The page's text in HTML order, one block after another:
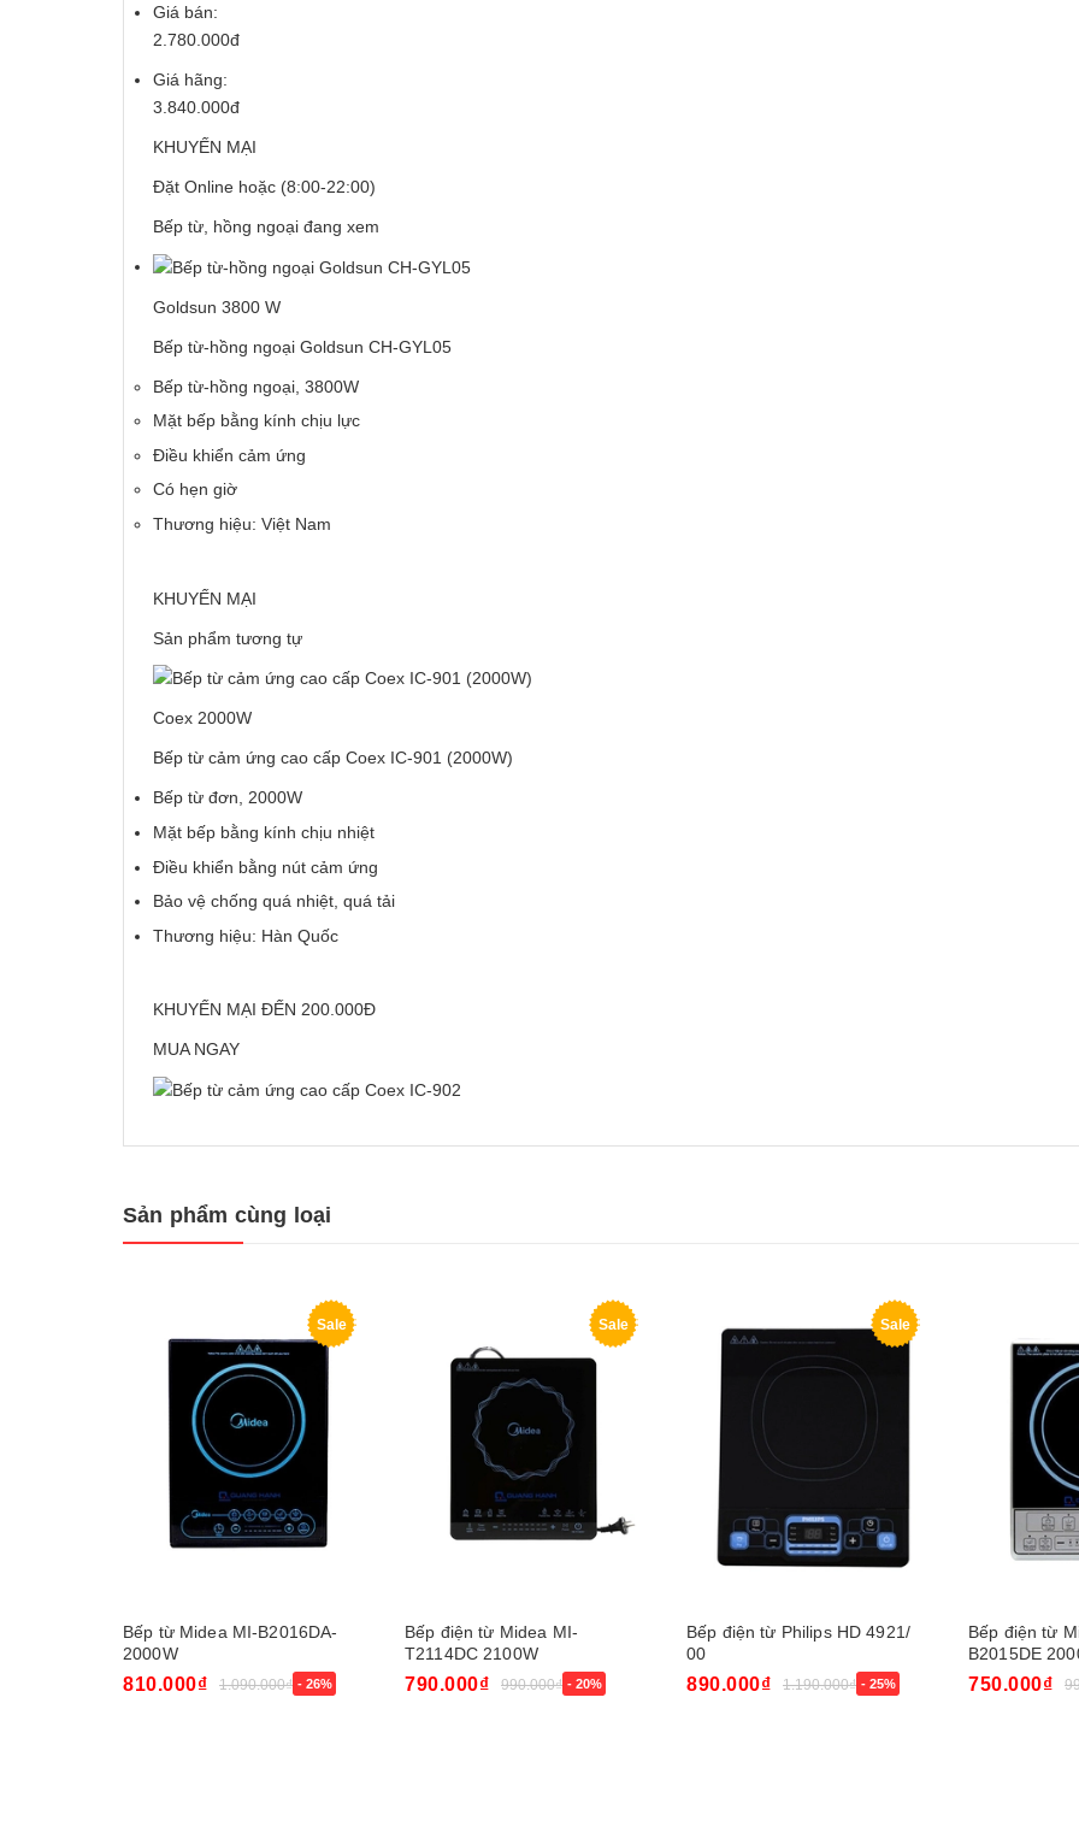
Giá bán:
2.780.000đ
Giá hãng:
3.840.000đ
KHUYẾN MẠI
Đặt Online hoặc (8:00-22:00)
Bếp từ, hồng ngoại đang xem
Goldsun 3800 W
Bếp từ-hồng ngoại Goldsun CH-GYL05
Bếp từ-hồng ngoại, 3800W
Mặt bếp bằng kính chịu lực
Điều khiển cảm ứng
Có hẹn giờ
Thương hiệu: Việt Nam
KHUYẾN MẠI
Sản phẩm tương tự
Coex 2000W
Bếp từ cảm ứng cao cấp Coex IC-901 (2000W)
Bếp từ đơn, 2000W
Mặt bếp bằng kính chịu nhiệt
Điều khiển bằng nút cảm ứng
Bảo vệ chống quá nhiệt, quá tải
Thương hiệu: Hàn Quốc
KHUYẾN MẠI ĐẾN 200.000Đ
MUA NGAY
Sản phẩm cùng loại
Sale
Bếp từ Midea MI-B2016DA-
2000W
810.000₫ 1.090.000₫ - 26%
Sale
Bếp điện từ Midea MI-
T2114DC 2100W
790.000₫ 990.000₫ - 20%
Sale
Bếp điện từ Philips HD 4921/
00
890.000₫ 1.190.000₫ - 25%
Bếp điện từ
B2015DE
750.000₫